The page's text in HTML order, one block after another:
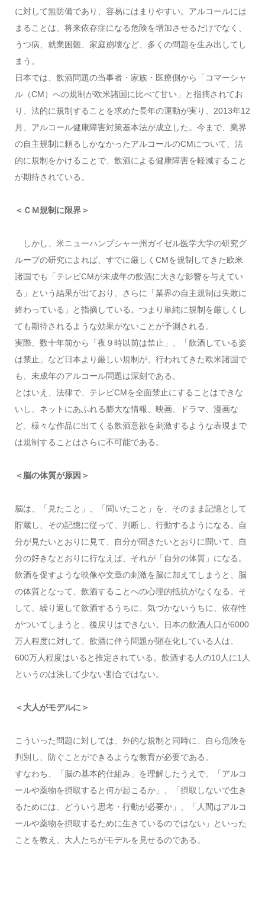
に対して無防備であり、容易にはまりやすい。アルコールには
まることは、将来依存症になる危険を増加させるだけでなく、
うつ病、就業困難、家庭崩壊など、多くの問題を生み出してし
まう。
日本では、飲酒問題の当事者・家族・医療側から「コマーシャ
ル（CM）への規制が欧米諸国に比べて甘い」と指摘されてお
り、法的に規制することを求めた長年の運動が実り、2013年12
月、アルコール健康障害対策基本法が成立した。今まで、業界
の自主規制に頼るしかなかったアルコールのCMについて、法
的に規制をかけることで、飲酒による健康障害を軽減すること
が期待されている。
＜ＣＭ規制に限界＞
しかし、米ニューハンプシャー州ガイゼル医学大学の研究グ
ループの研究によれば、すでに厳しくCMを規制してきた欧米
諸国でも「テレビCMが未成年の飲酒に大きな影響を与えてい
る」という結果が出ており、さらに「業界の自主規制は失敗に
終わっている」と指摘している。つまり単純に規制を厳しくし
ても期待されるような効果がないことが予測される。
実際、数十年前から「夜９時以前は禁止」、「飲酒している姿
は禁止」など日本より厳しい規制が、行われてきた欧米諸国で
も、未成年のアルコール問題は深刻である。
とはいえ、法律で、テレビCMを全面禁止にすることはできな
いし、ネットにあふれる膨大な情報、映画、ドラマ、漫画な
ど、様々な作品に出てくる飲酒意欲を刺激するような表現まで
は規制することはさらに不可能である。
＜脳の体質が原因＞
脳は、「見たこと」、「聞いたこと」を、そのまま記憶として
貯蔵し、その記憶に従って、判断し、行動するようになる。自
分が見たいとおりに見て、自分が聞きたいとおりに聞いて、自
分の好きなとおりに行なえば、それが「自分の体質」になる。
飲酒を促すような映像や文章の刺激を脳に加えてしまうと、脳
の体質となって、飲酒することへの心理的抵抗がなくなる。そ
して、繰り返して飲酒するうちに、気づかないうちに、依存性
がついてしまうと、後戻りはできない。日本の飲酒人口が6000
万人程度に対して、飲酒に伴う問題が顕在化している人は、
600万人程度はいると推定されている。飲酒する人の10人に1人
というのは決して少ない割合ではない。
＜大人がモデルに＞
こういった問題に対しては、外的な規制と同時に、自ら危険を
判別し、防ぐことができるような教育が必要である。
すなわち、「脳の基本的仕組み」を理解したうえで、「アルコ
ールや薬物を摂取すると何が起こるか」、「摂取しないで生き
るためには、どういう思考・行動が必要か」、「人間はアルコ
ールや薬物を摂取するために生きているのではない」といった
ことを教え、大人たちがモデルを見せるのである。